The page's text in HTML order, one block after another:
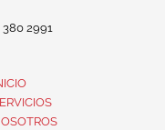
380 2991